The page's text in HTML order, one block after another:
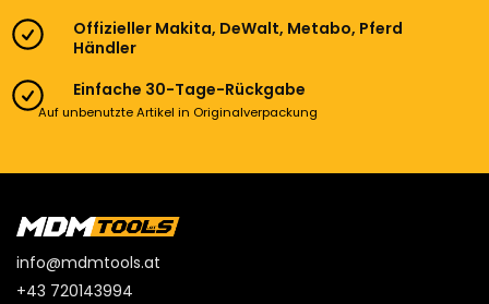
Offizieller Makita, DeWalt, Metabo, Pferd
Händler
Einfache 30-Tage-Rückgabe
Auf unbenutzte Artikel in Originalverpackung
info@mdmtools.at
+43 720143994